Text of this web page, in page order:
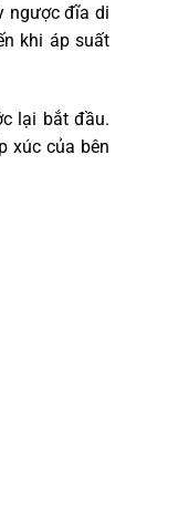
ngược đĩa di
khi áp suất
lại bắt đầu.
xúc của bên